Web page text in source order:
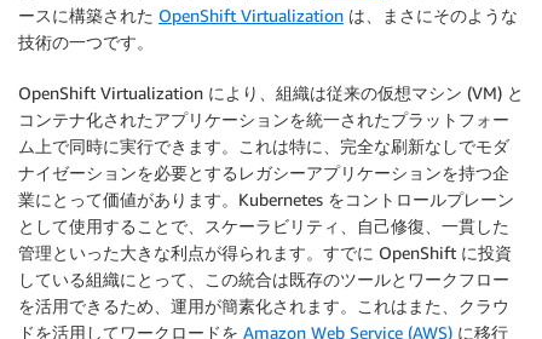
ースに構築された OpenShift Virtualization は、まさにそのような
技術の一つです。
OpenShift Virtualization により、組織は従来の仮想マシン (VM) と
コンテナ化されたアプリケーションを統一されたプラットフォー
ム上で同時に実行できます。これは特に、完全な刷新なしでモダ
ナイゼーションを必要とするレガシーアプリケーションを持つ企
業にとって価値があります。Kubernetes をコントロールプレーン
として使用することで、スケーラビリティ、自己修復、一貫した
管理といった大きな利点が得られます。すでに OpenShift に投資
している組織にとって、この統合は既存のツールとワークフロー
を活用できるため、運用が簡素化されます。これはまた、クラウ
ドを活用してワークロードを Amazon Web Service (AWS) に移行